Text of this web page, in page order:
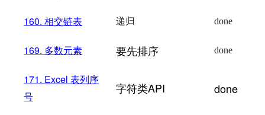
160. 相交链表 递归 done
169. 多数元素 要先排序 done
171. Excel 表列序
号
字符类API done